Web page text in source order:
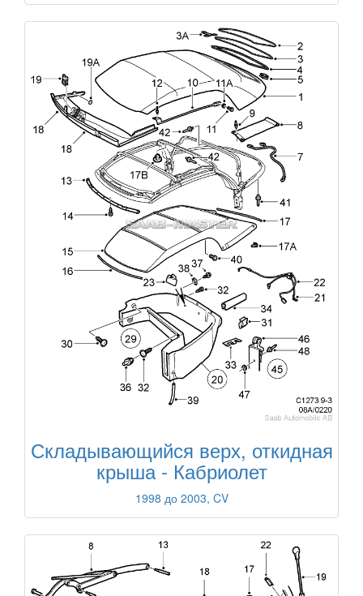
Складывающийся верх, откидная
крыша - Кабриолет
1998 до 2003, CV